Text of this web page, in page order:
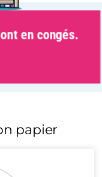
en congés.
papier